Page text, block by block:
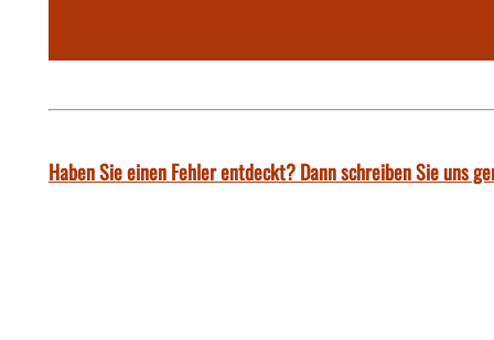
Haben Sie einen Fehler entdeckt? Dann schreiben Sie uns